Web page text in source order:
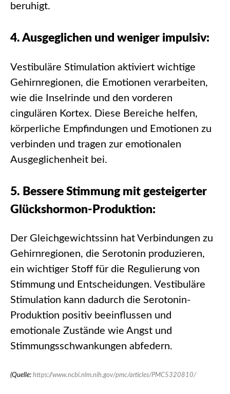
beruhigt.
4. Ausgeglichen und weniger impulsiv:
Vestibuläre Stimulation aktiviert wichtige
Gehirnregionen, die Emotionen verarbeiten,
wie die Inselrinde und den vorderen
cingulären Kortex. Diese Bereiche helfen,
körperliche Empfindungen und Emotionen zu
verbinden und tragen zur emotionalen
Ausgeglichenheit bei.
5. Bessere Stimmung mit gesteigerter
Glückshormon-Produktion:
Der Gleichgewichtssinn hat Verbindungen zu
Gehirnregionen, die Serotonin produzieren,
ein wichtiger Stoff für die Regulierung von
Stimmung und Entscheidungen. Vestibuläre
Stimulation kann dadurch die Serotonin-
Produktion positiv beeinflussen und
emotionale Zustände wie Angst und
Stimmungsschwankungen abfedern.
(Quelle: https://www.ncbi.nlm.nih.gov/pmc/articles/PMC5320810/